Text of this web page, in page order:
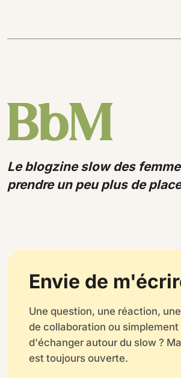
Le blogzine slow des
prendre un peu plus de
Envie de
Une question, une réaction,
de collaboration ou simplement
d'échanger autour du slow ?
est toujours ouverte.